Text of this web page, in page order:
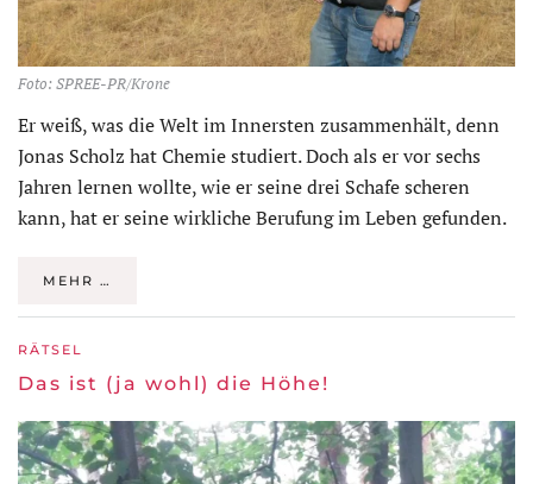
Foto: SPREE-PR/Krone
Er weiß, was die Welt im Innersten zusammenhält, denn
Jonas Scholz hat Chemie studiert. Doch als er vor sechs
Jahren lernen wollte, wie er seine drei Schafe scheren
kann, hat er seine wirkliche Berufung im Leben gefunden.
MEHR …
RÄTSEL
Das ist (ja wohl) die Höhe!